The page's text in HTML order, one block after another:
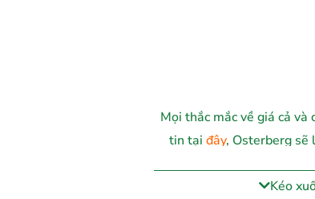
Mọi thắc mắc về giá cả
tin tại đây, Osterberg sẽ
Kéo